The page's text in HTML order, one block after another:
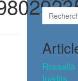
Rossella
Inédits